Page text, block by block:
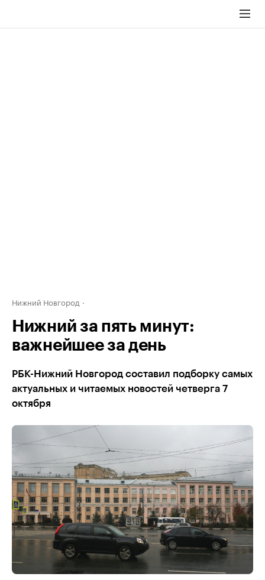
Нижний Новгород
Нижний за пять минут:
важнейшее за день
РБК-Нижний Новгород составил подборку самых
актуальных и читаемых новостей четверга 7
октября